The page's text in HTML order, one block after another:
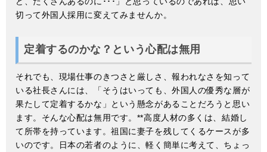
切って外国人採用に変えてみませんか。
定着するのかな？という心配は無用
それでも、現場仕事のきつさと厳しさ、報われなさを知って
いる社長さんには、「そうはいっても、外国人の優秀な層が
果たして定着するかな」という懸念があることだろうと思い
ます。そんな心配は無用です。**高度人材の多くは、結婚し
て所帯を持っています。祖国に妻子を残してくるケースが多
いのです。日本の若者のように、軽く簡単に考えて、ちょっ